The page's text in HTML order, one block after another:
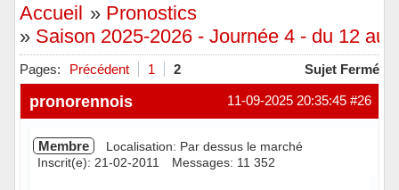
Accueil » Pronostics
» Saison 2025-2026 - Journée 4 - du 12 au
Pages: Précédent 1 2 Sujet Fermé
#26
11-09-2025 20:35:45
pronorennois
Membre
Localisation: Par dessus le marché
Inscrit(e): 21-02-2011
Messages: 11 352